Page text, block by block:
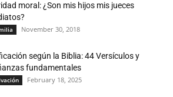
moral: ¿Son mis hijos mis jueces
November 30, 2018
según la Biblia: 44 Versículos y
fundamentales
February 18, 2025